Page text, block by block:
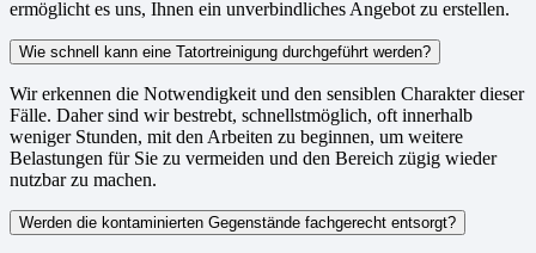
ermöglicht es uns, Ihnen ein unverbindliches Angebot zu erstellen.
Wie schnell kann eine Tatortreinigung durchgeführt werden?
Wir erkennen die Notwendigkeit und den sensiblen Charakter dieser
Fälle. Daher sind wir bestrebt, schnellstmöglich, oft innerhalb
weniger Stunden, mit den Arbeiten zu beginnen, um weitere
Belastungen für Sie zu vermeiden und den Bereich zügig wieder
nutzbar zu machen.
Werden die kontaminierten Gegenstände fachgerecht entsorgt?